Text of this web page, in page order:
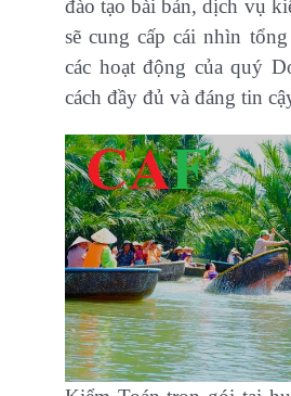
đào tạo bài bản, dịch vụ
sẽ cung cấp cái nhìn
các hoạt động của quý
cách đầy đủ và đáng tin